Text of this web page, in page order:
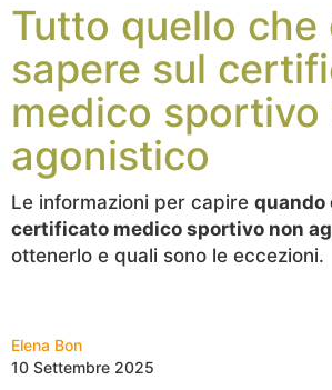
Tutto quello che
sapere sul
medico sportivo
agonistico
Le informazioni per capire quando
certificato medico sportivo non
ottenerlo e quali sono le eccezioni.
Elena Bon
10 Settembre 2025